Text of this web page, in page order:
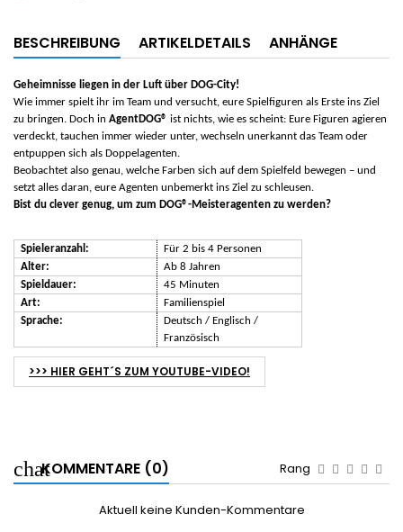
BESCHREIBUNG ARTIKELDETAILS ANHÄNGE
Geheimnisse liegen in der Luft über DOG-City!
Wie immer spielt ihr im Team und versucht, eure Spielfiguren als Erste ins Ziel
zu bringen. Doch in AgentDOG® ist nichts, wie es scheint: Eure Figuren agieren
verdeckt, tauchen immer wieder unter, wechseln unerkannt das Team oder
entpuppen sich als Doppelagenten.
Beobachtet also genau, welche Farben sich auf dem Spielfeld bewegen – und
setzt alles daran, eure Agenten unbemerkt ins Ziel zu schleusen.
Bist du clever genug, um zum DOG®-Meisteragenten zu werden?
Spieleranzahl:
Für 2 bis 4 Personen
Alter:
Ab 8 Jahren
Spieldauer:
45 Minuten
Art:
Familienspiel
Sprache:
Deutsch / Englisch /
Französisch
>>> HIER GEHT´S ZUM YOUTUBE-VIDEO!
KOMMENTARE (0) Rang
Aktuell keine Kunden-Kommentare